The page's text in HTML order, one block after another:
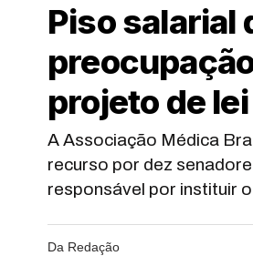
Piso salarial
projeto de lei
A Associação Médica
recurso por dez
responsável por instituir
Da Redação